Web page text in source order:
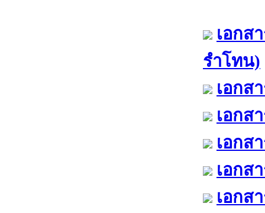
เอกส
รำโทน)
เอกส
เอกส
เอกส
เอกส
เอกส